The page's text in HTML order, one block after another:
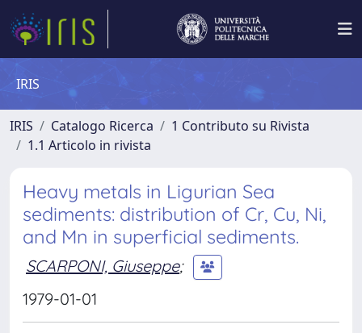
IRIS
IRIS Catalogo Ricerca
1 Contributo su Rivista
1.1 Articolo in rivista
Heavy metals in Ligurian Sea
sediments: distribution of Cr, Cu, Ni,
and Mn in superficial sediments.
SCARPONI, Giuseppe;
1979-01-01